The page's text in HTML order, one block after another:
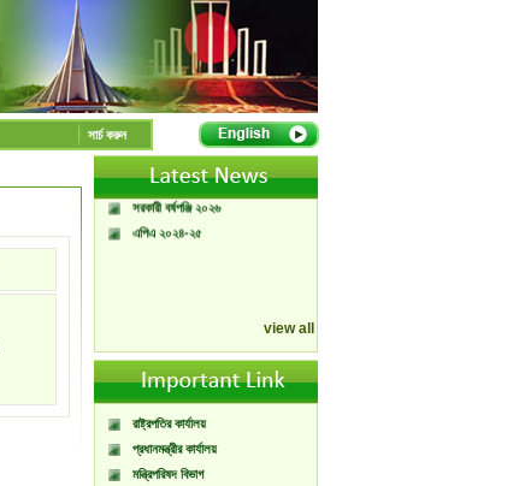
সার্চ করুন
A Handbook of
Government Press
Citizen Charter of
Bangladesh Government
Press
সরকারী বর্ষপঞ্জি ২০২৬
এপিএ ২০২৪-২৫
view all
রাষ্ট্রপতির কার্যালয়
প্রধানমন্ত্রীর কার্যালয়
মন্ত্রিপরিষদ বিভাগ